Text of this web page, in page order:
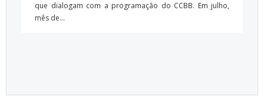
que dialogam com a programação do CCBB. Em julho,
mês de...